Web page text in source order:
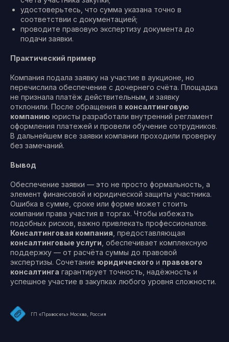
удостоверьтесь, что сумма указана точно в
соответствии с документацией;
проводите правовую экспертизу документа до
подачи заявки.
Практический пример
Компания подала заявку на участие в аукционе, но
перечислила обеспечение с дочернего счёта. Площадка
не признала платёж действительным, и заявку
отклонили. После обращения в консалтинговую
компанию юристы разработали внутренний регламент
оформления платежей и провели обучение сотрудников.
В дальнейшем все заявки компании проходили проверку
без замечаний.
Вывод
Обеспечение заявки — это не просто формальность, а
элемент финансовой и юридической защиты участника.
Ошибка в сумме, сроке или форме может стоить
компании права участия в торгах. Чтобы избежать
подобных рисков, важно привлекать профессионалов.
Консалтинговая компания , предоставляющая
консалтинговые услуги , обеспечивает комплексную
поддержку — от расчёта суммы до правовой
экспертизы. Сочетание юридического и правового
консалтинга гарантирует точность, надёжность и
успешное участие в закупках любого уровня сложности.
ГП «Правосеть» Москва, Россия